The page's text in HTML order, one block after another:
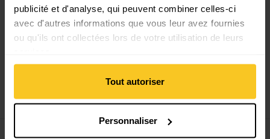
publicité et d'analyse, qui peuvent combiner celles-ci
avec d'autres informations que vous leur avez fournies
ou qu'ils ont collectées lors de votre utilisation de leurs
Tout autoriser
Personnaliser